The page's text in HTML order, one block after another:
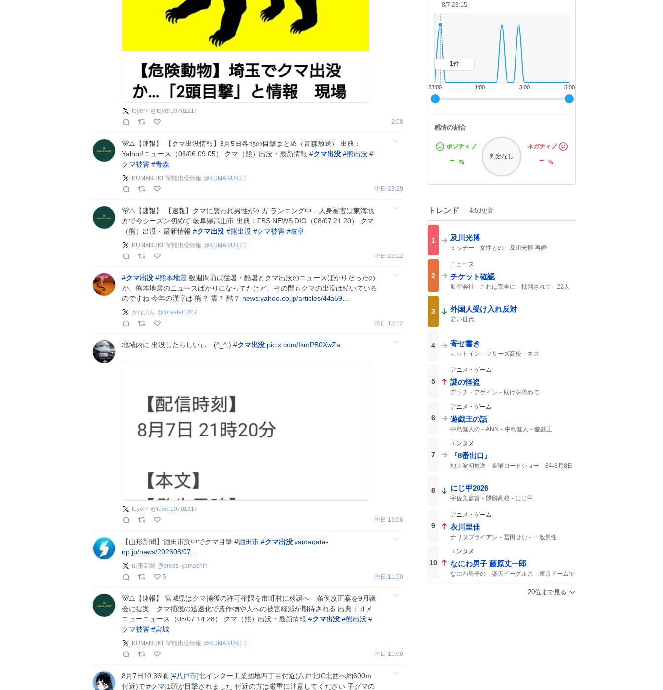
toyer⚡ @toyer19701217
2:58
🐻⚠️【速報】 【クマ出没情報】8月5日各地の目撃まとめ（青森放送） 出典：
Yahoo!ニュース（08/06 09:05） クマ（熊）出没・最新情報 #クマ出没 #熊出没 #
クマ被害 #青森
KUMANUKE🐻熊出没情報 @ KUMANUKE1
昨日 23:29
🐻⚠️【速報】 【速報】クマに襲われ男性がケガ ランニング中…人身被害は東海地
方で今シーズン初めて 岐阜県高山市 出典：TBS NEWS DIG（08/07 21:20） クマ
（熊）出没・最新情報 #クマ出没 #熊出没 #クマ被害 #岐阜
KUMANUKE🐻熊出没情報 @ KUMANUKE1
昨日 23:12
#クマ出没 #熊本地震 数週間前は猛暑・酷暑とクマ出没のニュースばかりだったの
が、熊本地震のニュースばかりになってたけど、その間もクマの出没は続いている
のですね 今年の漢字は 熊？ 震？ 酷？ news.yahoo.co.jp/articles/44a59…
かなぶん @forester1207
昨日 13:12
地域内に 出没したらしいぃ…(^_^;) #クマ出没 pic.x.com/IkmPB0XwZa
toyer⚡ @toyer19701217
昨日 13:06
【山形新聞】酒田市浜中でクマ目撃 #酒田市 #クマ出没 yamagata-
np.jp/news/202608/07…
山形新聞 @press_yamashin
5
昨日 11:50
🐻⚠️【速報】 宮城県はクマ捕獲の許可権限を市町村に移譲へ 条例改正案を9月議
会に提案 クマ捕獲の迅速化で農作物や人への被害軽減が期待される 出典：ｄメ
ニューニュース（08/07 14:28） クマ（熊）出没・最新情報 #クマ出没 #熊出没 #
クマ被害 #宮城
KUMANUKE🐻熊出没情報 @ KUMANUKE1
昨日 11:00
8月7日10:36頃 [#八戸市]北インター工業団地四丁目付近(八戸北IC北西へ約600ｍ
付近)で[#クマ]1頭が目撃されました 付近の方は厳重に注意してください 子グマの
5:00
3:00
1:00
23:00
8/7 23:15
1件
感情の割合
ポジティブ
- %
判定なし
ネガティブ
-%
トレンド 4:58更新
1 及川光博
ミッチー 女性との
及川光博 再婚
56歳
2
ニュース
チケット確認
航空会社 これは完全に 批判されて
22人
3 外国人受け入れ反対
若い世代
4 寄せ書き
カットイン フリーズ高校 ネス
5
アニメ・ゲーム
謎の怪盗
デッチ・アゲイン
助けを求めて
8時30分から
6
アニメ・ゲーム
遊戯王の話
中島健人の ANN 中島健人 遊戯王
7
エンタメ
『8番出口』
地上波初放送 金曜ロードショー
8年8月8日
8 にじ甲2026
宇佐美監督 麒麟高校 にじ甲
9
アニメ・ゲーム
衣川里佳
ナリタブライアン 冨田せな
一般男性
10
エンタメ
なにわ男子 藤原丈一郎
なにわ男子の 楽天イーグルス 東京ドームで
20位まで見る